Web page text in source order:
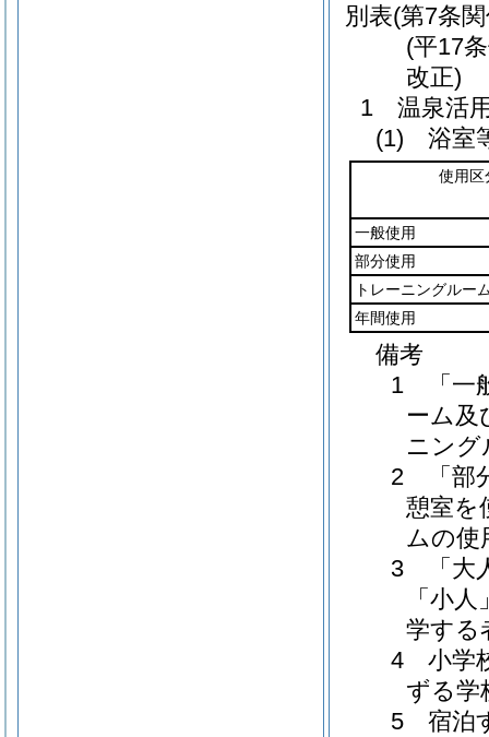
別表(第7条
(平17
改正)
1 温泉活
(1) 浴室
使用区
一般使用
部分使用
トレーニングルー
年間使用
備考
1 「一
ーム及
ニング
2 「部
憩室を
ムの使
3 「大
「小
学する
4 小学
ずる学
5 宿泊